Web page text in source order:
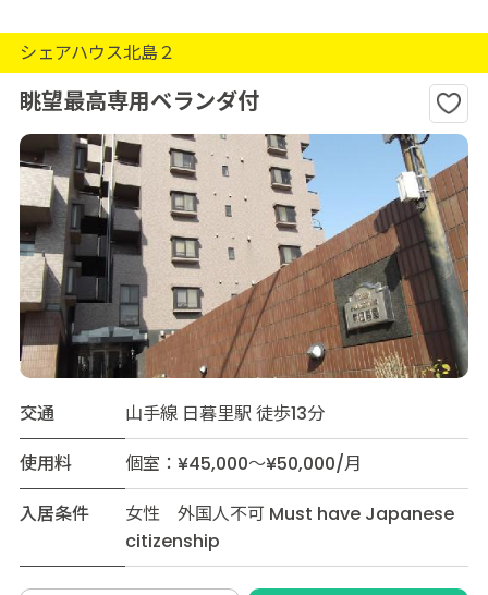
シェアハウス北島２
眺望最高専用ベランダ付
交通
山手線 日暮里駅 徒歩13分
使用料
個室：¥45,000～¥50,000/月
入居条件
女性 外国人不可 Must have Japanese
citizenship